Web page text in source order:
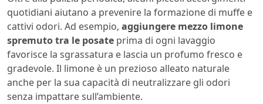
quotidiani aiutano a prevenire la formazione di muffe e
cattivi odori. Ad esempio, aggiungere mezzo limone
spremuto tra le posate prima di ogni lavaggio
favorisce la sgrassatura e lascia un profumo fresco e
gradevole. Il limone è un prezioso alleato naturale
anche per la sua capacità di neutralizzare gli odori
senza impattare sull’ambiente.